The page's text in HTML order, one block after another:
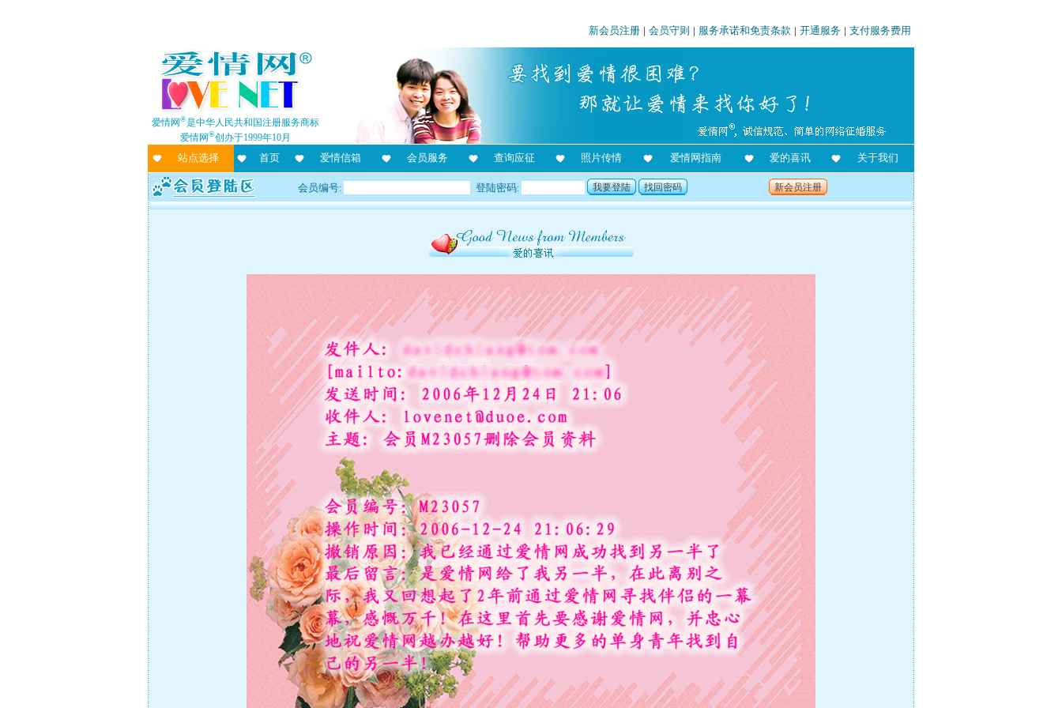
新会员注册 | 会员守则 | 服务承诺和免责条款 | 开通服务 | 支付服务费用
爱情网®是中华人民共和国注册服务商标
爱情网®创办于1999年10月
站点选择 首页 爱情信箱 会员服务 查询应征 照片传情 爱情网指南 爱的喜讯 关于我们
会员编号: 登陆密码: 我要登陆 找回密码 新会员注册